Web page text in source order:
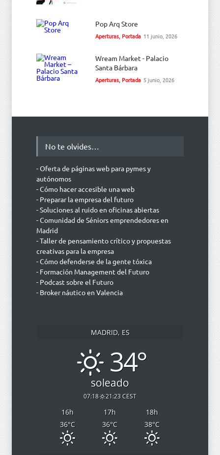
Pop Arq Store
Aperturas, Portada 11 junio, 2026
Wream Market - Palacio
Santa Bárbara
Aperturas, Portada 5 junio, 2026
No te olvides…
- Oferta de páginas web para pymes y
autónomos
- Cómo hacer accesible una web
- Preparar la empresa del futuro
- Soluciones al ruido en oficinas abiertas
- Comunidad de Séniors emprendedores en
Madrid
- Taller de pensamiento crítico y propuestas
creativas para la empresa
- Cómo defenderse de la gente tóxica
- Formación Management del Futuro
- Podcast sobre el Futuro
- Broker náutico en Valencia
MADRID, ES
34°
soleado
07:18 21:23 CEST
16h 17h 18h
36°C 36°C 38°C